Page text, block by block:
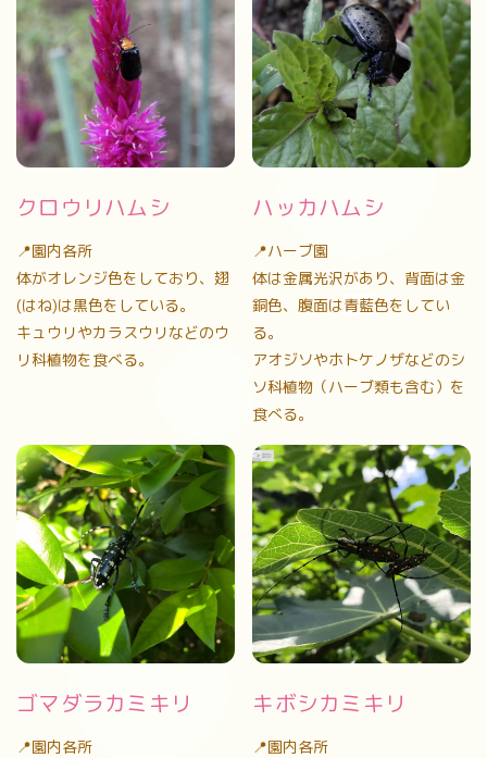
クロウリハムシ
📍園内各所
体がオレンジ色をしており、翅
(はね)は黒色をしている。
キュウリやカラスウリなどのウ
リ科植物を食べる。
ハッカハムシ
📍ハーブ園
体は金属光沢があり、背面は金
銅色、腹面は青藍色をしてい
る。
アオジソやホトケノザなどのシ
ソ科植物（ハーブ類も含む）を
食べる。
ゴマダラカミキリ
📍園内各所
キボシカミキリ
📍園内各所